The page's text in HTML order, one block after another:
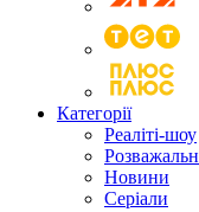
Категорії
Реаліті-шоу
Новини
Серіали